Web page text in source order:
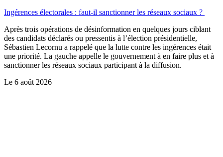
Ingérences électorales : faut-il sanctionner les réseaux sociaux ?
Après trois opérations de désinformation en quelques jours ciblant
des candidats déclarés ou pressentis à l’élection présidentielle,
Sébastien Lecornu a rappelé que la lutte contre les ingérences était
une priorité. La gauche appelle le gouvernement à en faire plus et à
sanctionner les réseaux sociaux participant à la diffusion.
Le 6 août 2026